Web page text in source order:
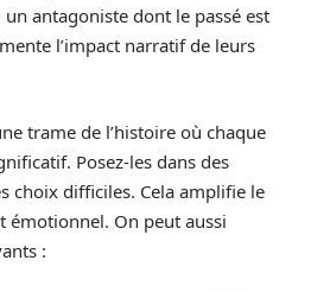
antagoniste dont le passé est
l’impact narratif de leurs
trame de l’histoire où chaque
Posez-les dans des
choix difficiles. Cela amplifie le
émotionnel. On peut aussi
: